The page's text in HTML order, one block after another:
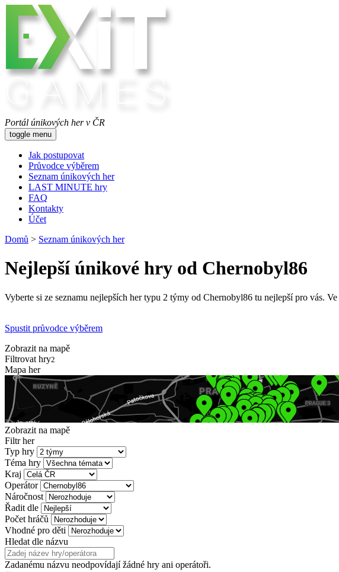
Portál únikových her v ČR
toggle menu
Jak postupovat
Průvodce výběrem
Seznam únikových her
LAST MINUTE hry
FAQ
Kontakty
Účet
Domů > Seznam únikových her
Nejlepší únikové hry od Chernobyl86
Vyberte si ze seznamu nejlepších her typu 2 týmy od Chernobyl86 tu nejlepší pro vás.
Spustit průvodce výběrem
Zobrazit na mapě
Filtrovat hry2
Mapa her
Zobrazit na mapě
Filtr her
Typ hry
Téma hry
Kraj
Operátor
Náročnost
Řadit dle
Počet hráčů
Vhodné pro děti
Hledat dle názvu
Zadanému názvu neodpovídají žádné hry ani operátoři.